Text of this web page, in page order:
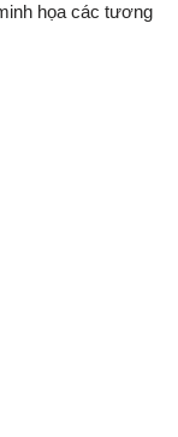
họa các tương